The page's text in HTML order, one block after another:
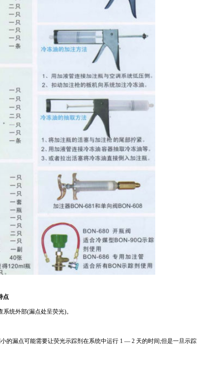
点
统外部(漏点处呈荧光)。
漏点可能需要让荧光示踪剂在系统中运行 1 — 2 天的时间;但是一旦示踪